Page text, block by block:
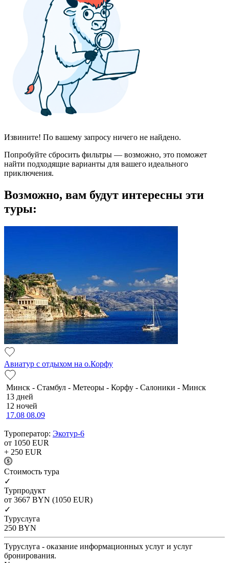
Извините! По вашему запросу ничего не найдено.
Попробуйте сбросить фильтры — возможно, это поможет
найти подходящие варианты для вашего идеального
приключения.
Возможно, вам будут интересны эти
туры:
Авиатур с отдыхом на о.Корфу
Минск - Стамбул - Метеоры - Корфу - Салоники - Минск
13 дней
12 ночей
17.08 08.09
Туроператор: Экотур-6
от 1050 EUR
+ 250 EUR
Cтоимость тура
✓
Турпродукт
от 3667 BYN (1050 EUR)
✓
Туруслуга
250 BYN
Туруслуга - оказание информационных услуг и услуг
бронирования.